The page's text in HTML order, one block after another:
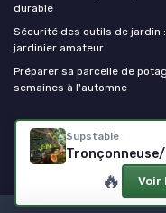
Supstable
🔥 Voir
durable
Sécurité des outils de jardin
jardinier amateur
Préparer sa parcelle de
semaines à l'automne
Outils de jardinage